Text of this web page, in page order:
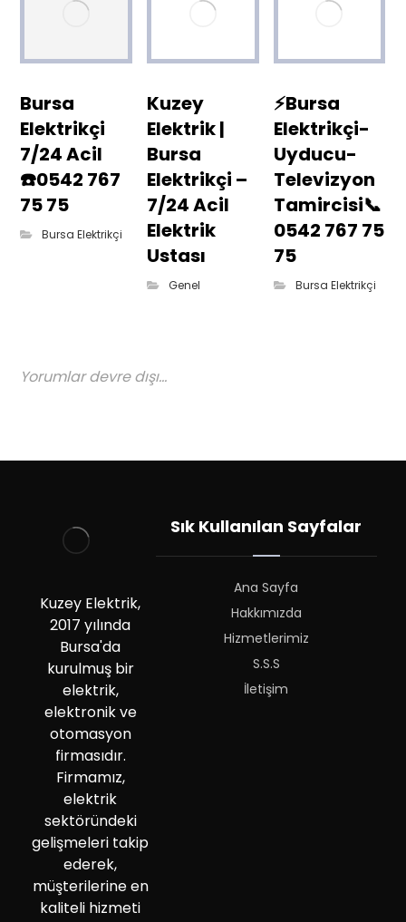
Bursa
Elektrikçi
7/24 Acil
☎️0542 767
75 75
Bursa Elektrikçi
Kuzey
Elektrik |
Bursa
Elektrikçi –
7/24 Acil
Elektrik
Ustası
Genel
⚡Bursa
Elektrikçi-
Uyducu-
Televizyon
Tamircisi📞
0542 767 75
75
Bursa Elektrikçi
Yorumlar devre dışı...
Kuzey Elektrik,
2017 yılında
Bursa'da
kurulmuş bir
elektrik,
elektronik ve
otomasyon
firmasıdır.
Firmamız,
elektrik
sektöründeki
gelişmeleri takip
ederek,
müşterilerine en
kaliteli hizmeti
Sık Kullanılan Sayfalar
Ana Sayfa
Hakkımızda
Hizmetlerimiz
S.S.S
İletişim